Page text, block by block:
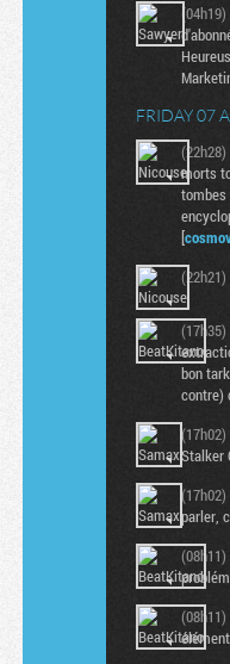
(04h19)
FRIDAY 07
(22h28)
morts
[
(22h21)
(17h35)
bon
contre)
(17h02)
Stalker
(17h02)
parler,
(08h11)
(08h11)